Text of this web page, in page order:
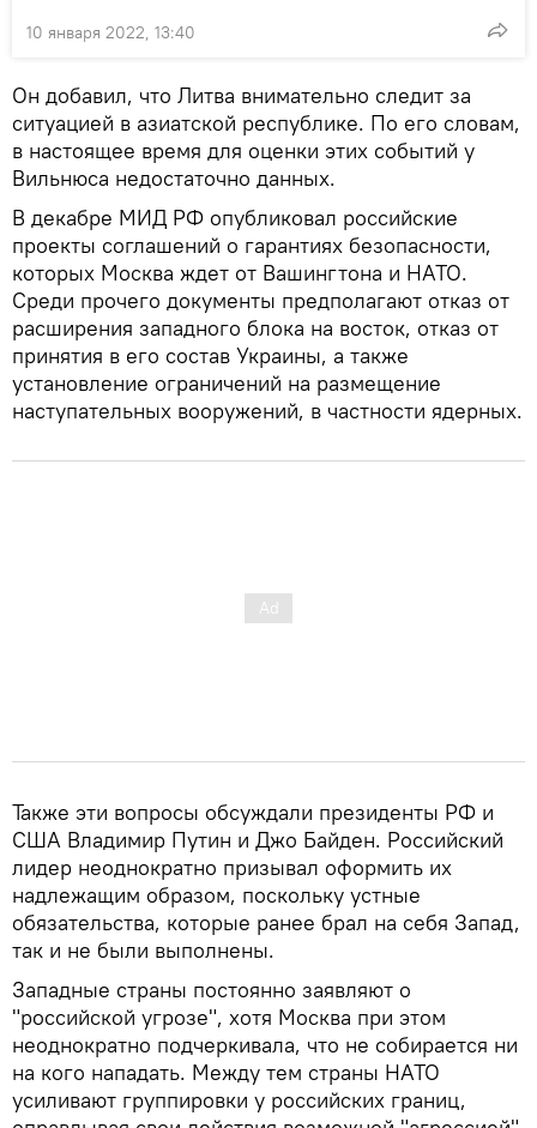
10 января 2022, 13:40
Он добавил, что Литва внимательно следит за
ситуацией в азиатской республике. По его словам,
в настоящее время для оценки этих событий у
Вильнюса недостаточно данных.
В декабре МИД РФ опубликовал российские
проекты соглашений о гарантиях безопасности,
которых Москва ждет от Вашингтона и НАТО.
Среди прочего документы предполагают отказ от
расширения западного блока на восток, отказ от
принятия в его состав Украины, а также
установление ограничений на размещение
наступательных вооружений, в частности ядерных.
Также эти вопросы обсуждали президенты РФ и
США Владимир Путин и Джо Байден. Российский
лидер неоднократно призывал оформить их
надлежащим образом, поскольку устные
обязательства, которые ранее брал на себя Запад,
так и не были выполнены.
Западные страны постоянно заявляют о
"российской угрозе", хотя Москва при этом
неоднократно подчеркивала, что не собирается ни
на кого нападать. Между тем страны НАТО
усиливают группировки у российских границ,